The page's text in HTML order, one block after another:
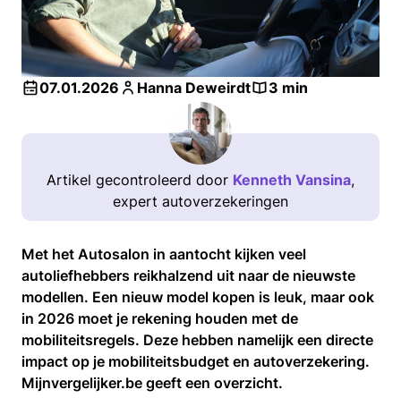
07.01.2026 Hanna Deweirdt 3 min
Artikel gecontroleerd door Kenneth Vansina,
expert autoverzekeringen
Met het Autosalon in aantocht kijken veel
autoliefhebbers reikhalzend uit naar de nieuwste
modellen. Een nieuw model kopen is leuk, maar ook
in 2026 moet je rekening houden met de
mobiliteitsregels. Deze hebben namelijk een directe
impact op je mobiliteitsbudget en autoverzekering.
Mijnvergelijker.be geeft een overzicht.